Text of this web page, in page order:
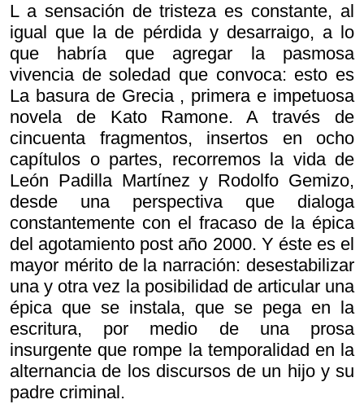
L a sensación de tristeza es constante, al
igual que la de pérdida y desarraigo, a lo
que habría que agregar la pasmosa
vivencia de soledad que convoca: esto es
La basura de Grecia , primera e impetuosa
novela de Kato Ramone. A través de
cincuenta fragmentos, insertos en ocho
capítulos o partes, recorremos la vida de
León Padilla Martínez y Rodolfo Gemizo,
desde una perspectiva que dialoga
constantemente con el fracaso de la épica
del agotamiento post año 2000. Y éste es el
mayor mérito de la narración: desestabilizar
una y otra vez la posibilidad de articular una
épica que se instala, que se pega en la
escritura, por medio de una prosa
insurgente que rompe la temporalidad en la
alternancia de los discursos de un hijo y su
padre criminal.